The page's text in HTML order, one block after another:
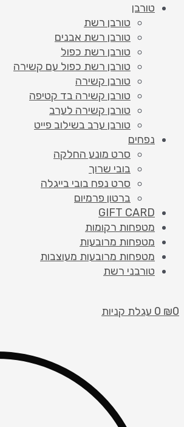
טורבן
טורבן רשת
טורבן רשת אבנים
טורבן רשת כפול
טורבן רשת כפול עם קשירה
טורבן קשירה
טורבן קשירה בד קטיפה
טורבן קשירה לערב
טורבן ערב בשילוב פייט
נפחים
סרט מונע החלקה
בובי שרוך
סרט נפח בובי בייגלה
ברטון פרמיום
GIFT CARD
מטפחות רקומות
מטפחות מרובעות
מטפחות מרובעות מעוצבות
טורבני רשת
₪0
0 עגלת קניות